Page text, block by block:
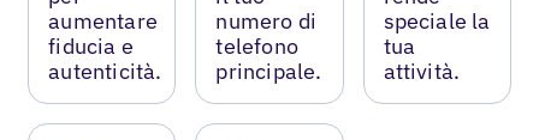
aumentare
fiducia e
autenticità.
numero di
telefono
principale.
speciale la
tua
attività.